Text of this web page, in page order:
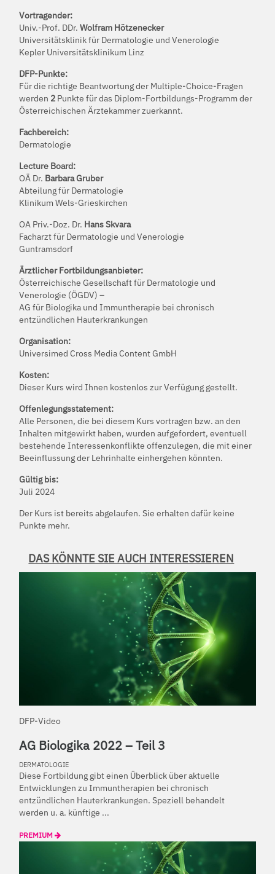
Vortragender:
Univ.-Prof. DDr.Wolfram Hötzenecker
Universitätsklinik für Dermatologie und Venerologie
Kepler Universitätsklinikum Linz
DFP-Punkte:
Für die richtige Beantwortung der Multiple-Choice-Fragen
werden 2 Punkte für das Diplom-Fortbildungs-Programm der
Österreichischen Ärztekammer zuerkannt.
Fachbereich:
Dermatologie
Lecture Board:
OÄ Dr. Barbara Gruber
Abteilung für Dermatologie
Klinikum Wels-Grieskirchen
OA Priv.-Doz. Dr. Hans Skvara
Facharzt für Dermatologie und Venerologie
Guntramsdorf
Ärztlicher Fortbildungsanbieter:
Österreichische Gesellschaft für Dermatologie und
Venerologie (ÖGDV) –
AG für Biologika und Immuntherapie bei chronisch
entzündlichen Hauterkrankungen
Organisation:
Universimed Cross Media Content GmbH
Kosten:
Dieser Kurs wird Ihnen kostenlos zur Verfügung gestellt.
Offenlegungsstatement:
Alle Personen, die bei diesem Kurs vortragen bzw. an den
Inhalten mitgewirkt haben, wurden aufgefordert, eventuell
bestehende Interessenkonflikte offenzulegen, die mit einer
Beeinflussung der Lehrinhalte einhergehen könnten.
Gültig bis:
Juli 2024
Der Kurs ist bereits abgelaufen. Sie erhalten dafür keine
Punkte mehr.
DAS KÖNNTE SIE AUCH INTERESSIEREN
DFP-Video
AG Biologika 2022 – Teil 3
DERMATOLOGIE
Diese Fortbildung gibt einen Überblick über aktuelle
Entwicklungen zu Immuntherapien bei chronisch
entzündlichen Hauterkrankungen. Speziell behandelt
werden u. a. künftige ...
PREMIUM